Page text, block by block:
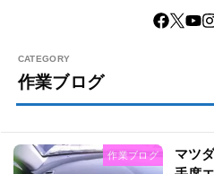
作業ブログ
作業ブログ
マツ